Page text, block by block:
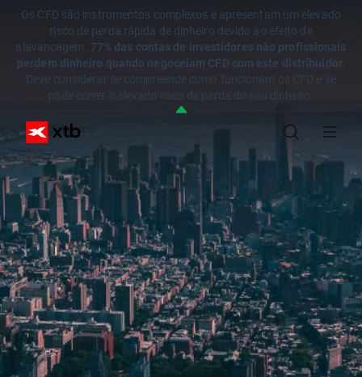
Os CFD são instrumentos complexos e apresentam um elevado
risco de perda rápida de dinheiro devido ao efeito de
alavancagem. 77% das contas de investidores não profissionais
perdem dinheiro quando negoceiam CFD com este distribuidor.
Deve considerar se compreende como funcionam os CFD e se
pode correr o elevado risco de perda do seu dinheiro.